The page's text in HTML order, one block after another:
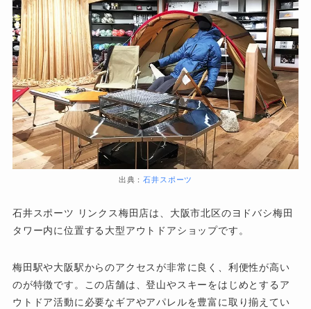
出典：石井スポーツ
石井スポーツ リンクス梅田店は、大阪市北区のヨドバシ梅田
タワー内に位置する大型アウトドアショップです。
梅田駅や大阪駅からのアクセスが非常に良く、利便性が高い
のが特徴です。この店舗は、登山やスキーをはじめとするア
ウトドア活動に必要なギアやアパレルを豊富に取り揃えてい